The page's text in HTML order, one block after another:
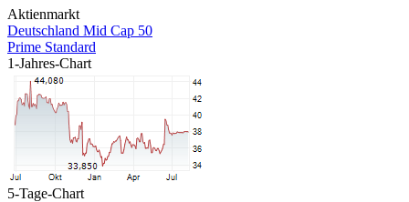
Aktienmarkt
Deutschland Mid Cap 50
Prime Standard
1-Jahres-Chart
5-Tage-Chart